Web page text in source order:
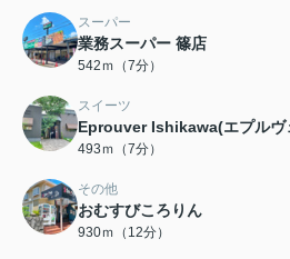
スーパー
業務スーパー 篠店
542ｍ（7分）
スイーツ
Eprouver Ishikawa(エプルヴ
493ｍ（7分）
その他
おむすびころりん
930ｍ（12分）